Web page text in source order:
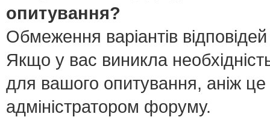
опитування?
Обмеження варіантів
Якщо у вас виникла
для вашого опитування, аніж
адміністратором форуму.